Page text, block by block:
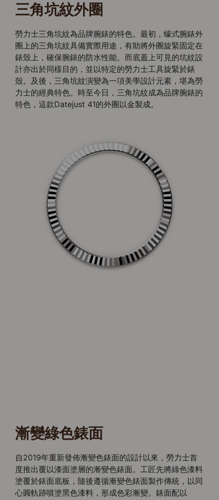
三角坑紋外圈
勞力士三角坑紋為品牌腕錶的特色。最初，蠔式腕錶外
圈上的三角坑紋具備實際用途，有助將外圈旋緊固定在
錶殼上，確保腕錶的防水性能。而底蓋上可見的坑紋設
計亦出於同樣目的，並以特定的勞力士工具旋緊於錶
殼。及後，三角坑紋演變為一項美學設計元素，堪為勞
力士的經典特色。時至今日，三角坑紋成為品牌腕錶的
特色，這款Datejust 41的外圈以金製成。
漸變綠色錶面
自2019年重新發佈漸變色錶面的設計以來，勞力士首
度推出覆以漆面塗層的漸變色錶面。工匠先將綠色漆料
塗覆於錶面底板，隨後遵循漸變色錶面製作傳統，以同
心圓軌跡噴塗黑色漆料，形成色彩漸變。錶面配以